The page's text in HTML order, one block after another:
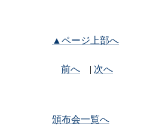
▲ページ上部へ
前へ | 次へ
頒布会一覧へ